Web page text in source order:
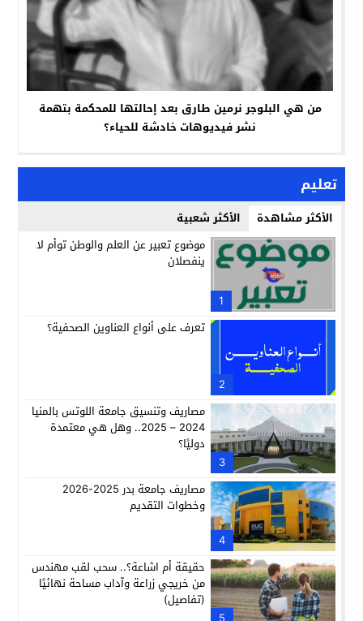
من هي البلوجر نرمين طارق بعد إحالتها للمحكمة بتهمة
نشر فيديوهات خادشة للحياء؟
تعليم
الأكثر مشاهدة الأكثر شعبية
1
موضوع تعبير عن العلم والوطن توأم لا
ينفصلان
2
تعرف على أنواع العناوين الصحفية؟
3
مصاريف وتنسيق جامعة اللوتس بالمنيا
2024 – 2025.. وهل هي معتمدة
دوليًا؟
4
مصاريف جامعة بدر 2025-2026
وخطوات التقديم
حقيقة أم اشاعة؟.. سحب لقب مهندس
من خريجي زراعة وآداب مساحة نهائيًا
(تفاصيل)